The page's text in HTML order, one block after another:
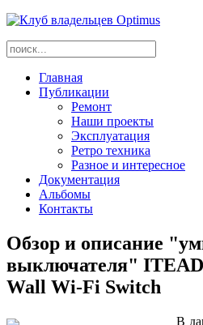
Главная
Публикации
Ремонт
Наши проекты
Эксплуатация
Ретро техника
Разное и интересное
Документация
Альбомы
Контакты
Обзор и описание
выключателя" ITEAD
Wall Wi-Fi Switch
В